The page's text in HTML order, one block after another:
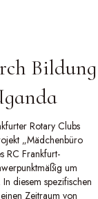
Bildung
Rotary Clubs
„Mädchenbüro
RC Frankfurt-
um
diesem spezifischen
Zeitraum von